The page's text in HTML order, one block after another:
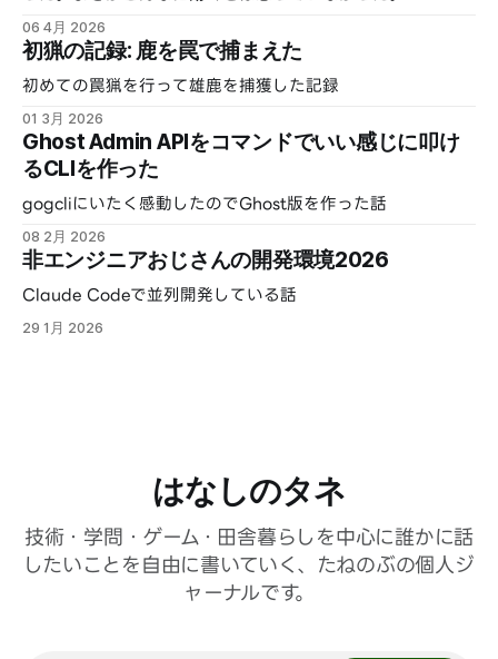
06 4月 2026
初猟の記録: 鹿を罠で捕まえた
初めての罠猟を行って雄鹿を捕獲した記録
01 3月 2026
Ghost Admin APIをコマンドでいい感じに叩け
るCLIを作った
gogcliにいたく感動したのでGhost版を作った話
08 2月 2026
非エンジニアおじさんの開発環境2026
Claude Codeで並列開発している話
29 1月 2026
はなしのタネ
技術・学問・ゲーム・田舎暮らしを中心に誰かに話
したいことを自由に書いていく、たねのぶの個人ジ
ャーナルです。